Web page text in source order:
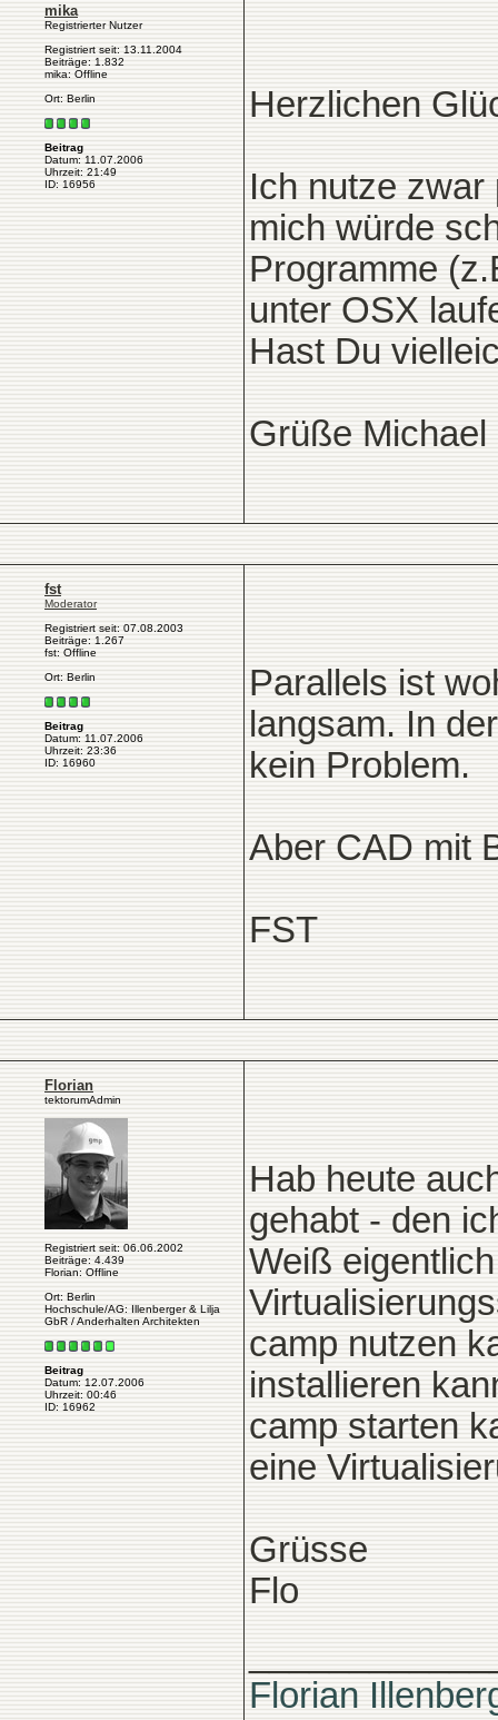
mika
Registrierter Nutzer
Registriert seit: 13.11.2004
Beiträge: 1.832
mika: Offline
Ort: Berlin
Beitrag
Datum: 11.07.2006
Uhrzeit: 21:49
ID: 16956
Herzlichen
Ich nutze
mich würde
Programme
unter OSX
Hast Du
Grüße Michael
fst
Moderator
Registriert seit: 07.08.2003
Beiträge: 1.267
fst: Offline
Ort: Berlin
Beitrag
Datum: 11.07.2006
Uhrzeit: 23:36
ID: 16960
Parallels ist
langsam. In
kein Problem.
Aber CAD mit
FST
Florian
tektorumAdmin
Registriert seit: 06.06.2002
Beiträge: 4.439
Florian: Offline
Ort: Berlin
Hochschule/AG: Illenberger & Lilja
GbR / Anderhalten Architekten
Beitrag
Datum: 12.07.2006
Uhrzeit: 00:46
ID: 16962
Hab heute
gehabt - den
Weiß
camp nutzen
installieren
camp starten
eine
Grüsse
Flo
Florian